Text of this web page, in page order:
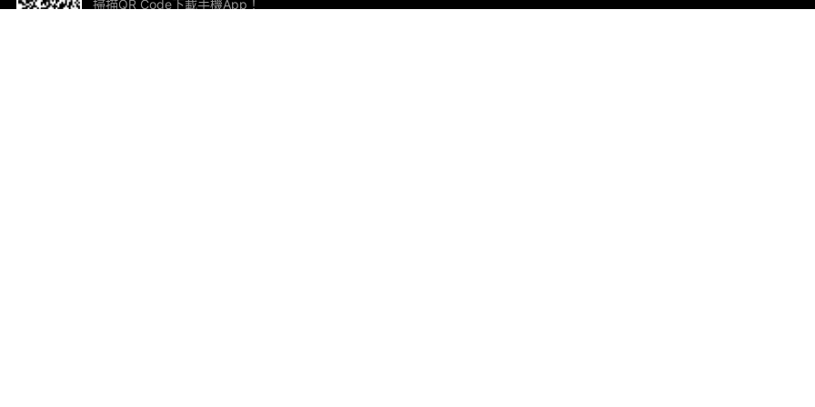
掃描QR Code下載手機App！